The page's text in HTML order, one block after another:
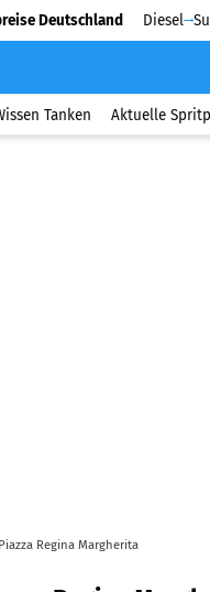
Deutschland Diesel
Tanken Aktuelle
Regina Margherita